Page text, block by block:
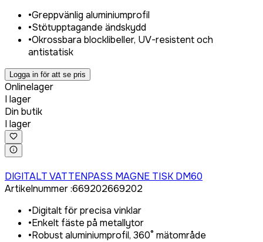
•Greppvänlig aluminiumprofil
•Stötupptagande ändskydd
•Okrossbara blocklibeller, UV-resistent och
antistatisk
Logga in för att se pris
Onlinelager
I lager
Din butik
I lager
DIGITALT VATTENPASS MAGNE TISK DM60
Artikelnummer:669202669202
•Digitalt för precisa vinklar
•Enkelt fäste på metallytor
•Robust aluminiumprofil, 360° mätområde